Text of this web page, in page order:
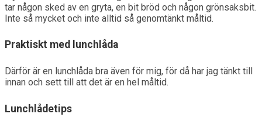
tar någon sked av en gryta, en bit bröd och någon grönsaksbit.
Inte så mycket och inte alltid så genomtänkt måltid.
Praktiskt med lunchlåda
Därför är en lunchlåda bra även för mig, för då har jag tänkt till
innan och sett till att det är en hel måltid.
Lunchlådetips